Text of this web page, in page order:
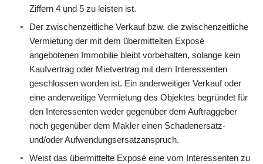
Ziffern 4 und 5 zu leisten ist.
Der zwischenzeitliche Verkauf bzw. die zwischenzeitliche
Vermietung der mit dem übermittelten Exposé
angebotenen Immobilie bleibt vorbehalten, solange kein
Kaufvertrag oder Mietvertrag mit dem Interessenten
geschlossen worden ist. Ein anderweitiger Verkauf oder
eine anderweitige Vermietung des Objektes begründet für
den Interessenten weder gegenüber dem Auftraggeber
noch gegenüber dem Makler einen Schadenersatz-
und/oder Aufwendungsersatzanspruch.
Weist das übermittelte Exposé eine vom Interessenten zu